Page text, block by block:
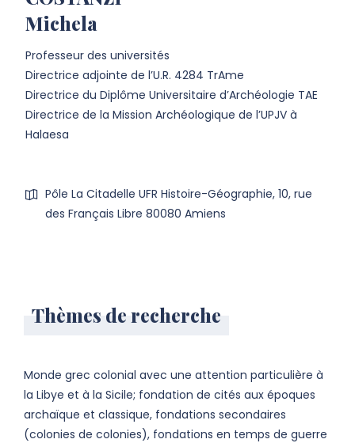
Michela
Professeur des universités
Directrice adjointe de l’U.R. 4284 TrAme
Directrice du Diplôme Universitaire d’Archéologie TAE
Directrice de la Mission Archéologique de l’UPJV à
Halaesa
Pôle La Citadelle UFR Histoire-Géographie, 10, rue
des Français Libre 80080 Amiens
Thèmes de recherche
Monde grec colonial avec une attention particulière à
la Libye et à la Sicile; fondation de cités aux époques
archaïque et classique, fondations secondaires
(colonies de colonies), fondations en temps de guerre